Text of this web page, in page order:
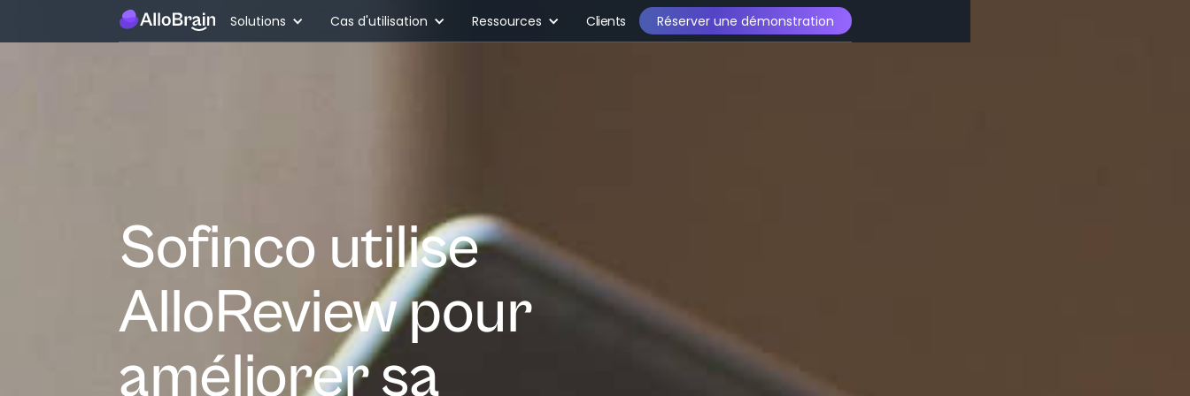
Solutions Cas d'utilisation Ressources Clients Réserver une démonstration
Sofinco utilise
AlloReview pour
améliorer sa